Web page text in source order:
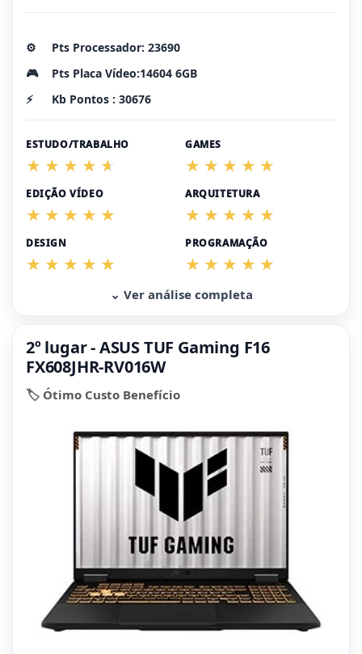
⚙️
Pts Processador: 23690
🎮
Pts Placa Vídeo:14604 6GB
⚡
Kb Pontos : 30676
ESTUDO/TRABALHO GAMES
EDIÇÃO VÍDEO ARQUITETURA
DESIGN PROGRAMAÇÃO
⌄ Ver análise completa
2º lugar - ASUS TUF Gaming F16
FX608JHR-RV016W
🏷️ Ótimo Custo Benefício